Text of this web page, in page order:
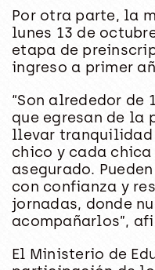
Por otra parte, la
lunes 13 de
etapa de
ingreso a primer
“Son alrededor de
que egresan de la
llevar
chico y cada
asegurado.
con confianza y
jornadas, donde
acompañarlos”,
El Ministerio de